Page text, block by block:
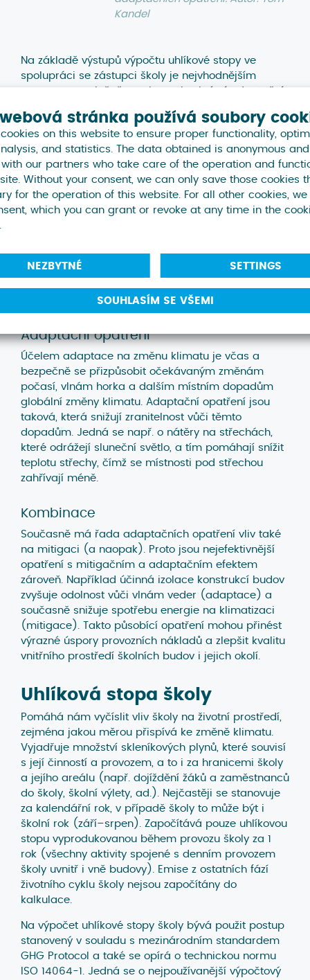
Kandel
Na základě výstupů výpočtu uhlíkové stopy ve
spolupráci se zástupci školy je nejvhodnějším
postupem společně navrhnout konkrétní adaptační
vzniklých emisí skleníkových plynů a zároveň vytvoří
příjemný prostor pro žáky a pedagogy. Jednotlivý
popis opatření naleznete v samotné publikaciŠkola,
která chrání klima
Mitigační opatření
plynů, např. využití obnovitelných zdrojů energie,
snížení spotřeby energie prostřednictvím
Adaptační opatření
Účelem adaptace na změnu klimatu je včas a
bezpečně se přizpůsobit očekávaným změnám
počasí, vlnám horka a dalším místním dopadům
globální změny klimatu. Adaptační opatření jsou
taková, která snižují zranitelnost vůči těmto
dopadům. Jedná se např. o nátěry na střechách,
které odrážejí sluneční světlo, a tím pomáhají snížit
teplotu střechy, čímž se místnosti pod střechou
zahřívají méně.
Kombinace
Současně má řada adaptačních opatření vliv také
na mitigaci (a naopak). Proto jsou nejefektivnější
opatření s mitigačním a adaptačním efektem
zároveň. Například účinná izolace konstrukcí budov
zvyšuje odolnost vůči vlnám veder (adaptace) a
současně snižuje spotřebu energie na klimatizaci
(mitigace). Takto působící opatření mohou přinést
výrazné úspory provozních nákladů a zlepšit kvalitu
vnitřního prostředí školních budov i jejich okolí.
Uhlíková stopa školy
Pomáhá nám vyčíslit vliv školy na životní prostředí,
zejména jakou měrou přispívá ke změně klimatu.
Vyjadřuje množství skleníkových plynů, které souvisí
s její činností a provozem, a to i za hranicemi školy
a jejího areálu (např. dojíždění žáků a zaměstnanců
do školy, školní výlety, ad.). Nejčastěji se stanovuje
za kalendářní rok, v případě školy to může být i
školní rok (září–srpen). Započítává pouze uhlíkovou
stopu vyprodukovanou během provozu školy za 1
rok (všechny aktivity spojené s denním provozem
školy uvnitř i vně budovy). Emise z ostatních fází
životního cyklu školy nejsou započítány do
kalkulace.
Na výpočet uhlíkové stopy školy bývá použit postup
stanovený v souladu s mezinárodním standardem
GHG Protocol a také se opírá o technickou normu
ISO 14064-1. Jedná se o nejpoužívanější výpočtový
stránka používá soubory
on this website to ensure proper functionality,
and statistics. The data obtained is anonymous
our partners who take care of the operation and
Without your consent, we can only save those cookies
for the operation of this website. For all other cookies, we
which you can grant or revoke at any time in the
NEZBYTNÉ SETTINGS
SOUHLASÍM SE VŠEMI